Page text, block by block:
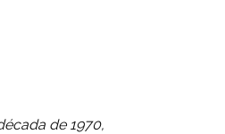
de 1970,